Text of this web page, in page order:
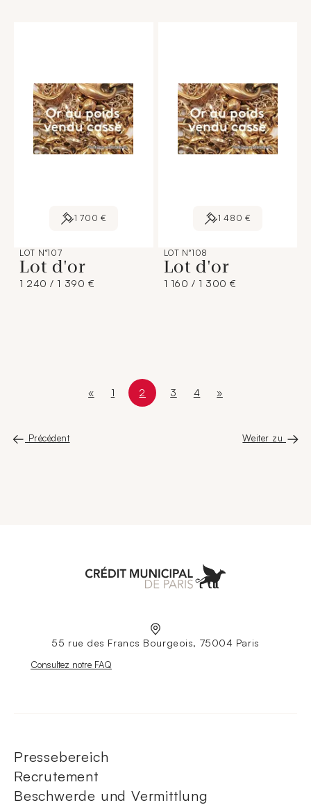
1 700 €
LOT N°107
Lot d'or
1 240 / 1 390 €
1 480 €
LOT N°108
Lot d'or
1 160 / 1 300 €
Page 2 sur 6
Précédent
Première page
« Page
1 Page courante
2 Page
3 Page
4 Dernière page
»
Weiter zu
55 rue des Francs Bourgeois, 75004 Paris
Nouvelle fenêtre
Consultez notre FAQ
Pressebereich
Recrutement
Beschwerde und Vermittlung